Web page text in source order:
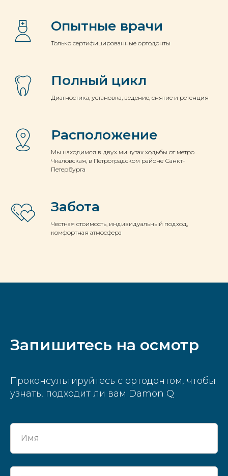
Опытные врачи
Только сертифицированные ортодонты
Полный цикл
Диагностика, установка, ведение, снятие и ретенция
Расположение
Мы находимся в двух минутах ходьбы от метро
Чкаловская, в Петроградском районе Санкт-
Петербурга
Забота
Честная стоимость, индивидуальный подход,
комфортная атмосфера
Запишитесь на осмотр
Проконсультируйтесь с ортодонтом, чтобы
узнать, подходит ли вам Damon Q